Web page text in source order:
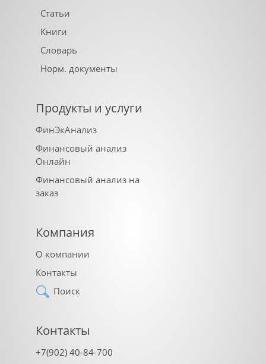
Статьи
Книги
Словарь
Норм. документы
Продукты и услуги
ФинЭкАнализ
Финансовый анализ
Онлайн
Финансовый анализ на
заказ
Компания
О компании
Контакты
Поиск
Контакты
+7(902) 40-84-700